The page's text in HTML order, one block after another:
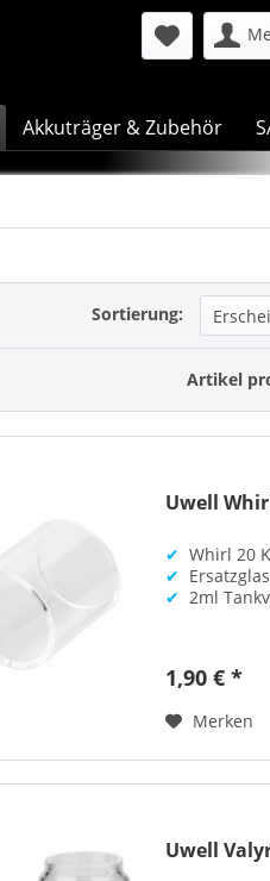
Akkuträger & Zubehör
Sortierung:
Artikel
Uwell
✔ Whirl 20
✔ Ersatzglas
✔ 2ml
1,90 € *
Merken
Uwell